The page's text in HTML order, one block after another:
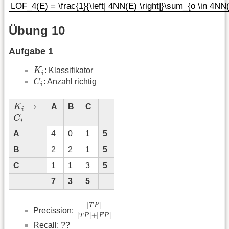
LOF_4(E) = \frac{1}{\left| 4NN(E) \right|}\sum_{o \in
Übung 10
Aufgabe 1
Ki
Ki : Klassifikator
Ci
Ci: Anzahl richtig
Ki →
Ki→
Ci
Ci
A B C
A 4 0 1
5
B
2 2 1
5
C
1 1 3
5
7
3 5
Precission:
|TP
T P +| FP
P||T
Recall: ??